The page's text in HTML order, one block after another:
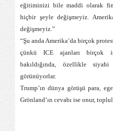
eğitiminizi bile maddi olarak
hiçbir şeyle değişmeyiz.
değişmeyiz.”
“Şu anda Amerika’da birçok
çünkü ICE ajanları birçok
bakıldığında, özellikle
görünüyorlar.
Trump’ın dünya görüşü para,
Grönland’ın cevabı ise onur,